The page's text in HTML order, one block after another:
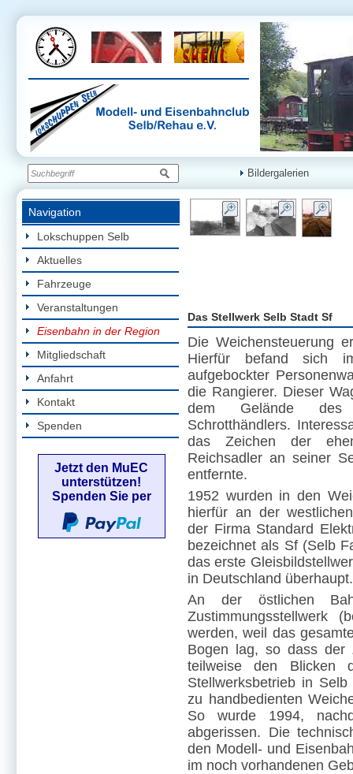
Bildergalerien
Navigation
Lokschuppen Selb
Aktuelles
Fahrzeuge
Veranstaltungen
Eisenbahn in der Region
Mitgliedschaft
Anfahrt
Kontakt
Spenden
Jetzt den MuEC
unterstützen!
Spenden Sie per
Das Stellwerk Selb Stadt Sf
Die Weichensteuerung
Hierfür befand sich
aufgebockter
die Rangierer. Dieser
dem Gelände des
Schrotthändlers.
das Zeichen der
Reichsadler an seiner
entfernte.
1952 wurden in den
hierfür an der
der Firma Standard
bezeichnet als Sf (Selb
das erste
in Deutschland überhaupt.
An der östlichen
Zustimmungsstellwerk
werden, weil das
Bogen lag, so dass der
teilweise den Blicken
Stellwerksbetrieb in
zu handbedienten
So wurde 1994,
abgerissen. Die
den Modell- und
im noch vorhandenen